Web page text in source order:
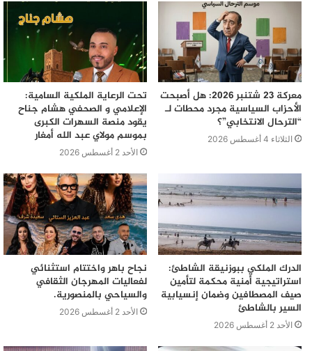
معركة 23 شتنبر 2026: هل أصبحت
الأحزاب السياسية مجرد محطات لـ
“الترحال الانتخابي”؟
الثلاثاء 4 أغسطس 2026
تحت الرعاية الملكية السامية:
الإعلامي و الصحفي هشام جناح
يقود منصة السهرات الكبرى
بموسم مولاي عبد الله أمغار
الأحد 2 أغسطس 2026
الدرك الملكي ببوزنيقة الشاطئ:
استراتيجية أمنية محكمة لتأمين
صيف المصطافين وضمان إنسيابية
السير بالشاطئ
الأحد 2 أغسطس 2026
نجاح باهر واختتام استثنائي
لفعاليات المهرجان الثقافي
والسياحي بالمنصورية.
الأحد 2 أغسطس 2026